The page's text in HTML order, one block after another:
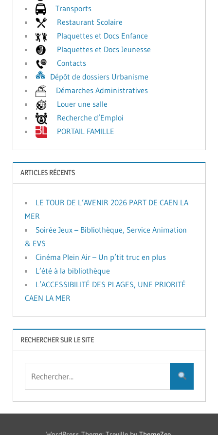
Transports
Restaurant Scolaire
Plaquettes et Docs Enfance
Plaquettes et Docs Jeunesse
Contacts
Dépôt de dossiers Urbanisme
Démarches Administratives
Louer une salle
Recherche d’Emploi
PORTAIL FAMILLE
ARTICLES RÉCENTS
LE TOUR DE L’AVENIR 2026 PART DE CAEN LA
MER
Soirée Jeux – Bibliothèque, Service Animation
& EVS
Cinéma Plein Air – Un p’tit truc en plus
L’été à la bibliothèque
L’ACCESSIBILITÉ DES PLAGES, UNE PRIORITÉ
CAEN LA MER
RECHERCHER SUR LE SITE